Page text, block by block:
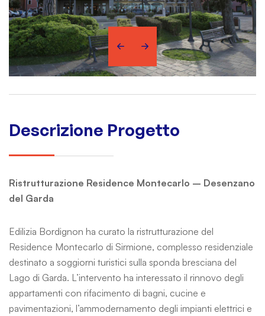
Descrizione Progetto
Ristrutturazione Residence Montecarlo – Desenzano
del Garda
Edilizia Bordignon ha curato la ristrutturazione del
Residence Montecarlo di Sirmione, complesso residenziale
destinato a soggiorni turistici sulla sponda bresciana del
Lago di Garda. L’intervento ha interessato il rinnovo degli
appartamenti con rifacimento di bagni, cucine e
pavimentazioni, l’ammodernamento degli impianti elettrici e